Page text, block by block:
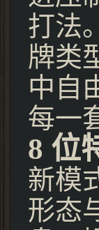
打法
牌类
中自
每一
8 位
新模
形态